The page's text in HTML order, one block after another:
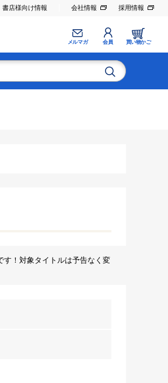
書店様向け情報 会社情報 採用情報
メルマガ 会員 買い物かご
す！対象タイトルは予告なく変